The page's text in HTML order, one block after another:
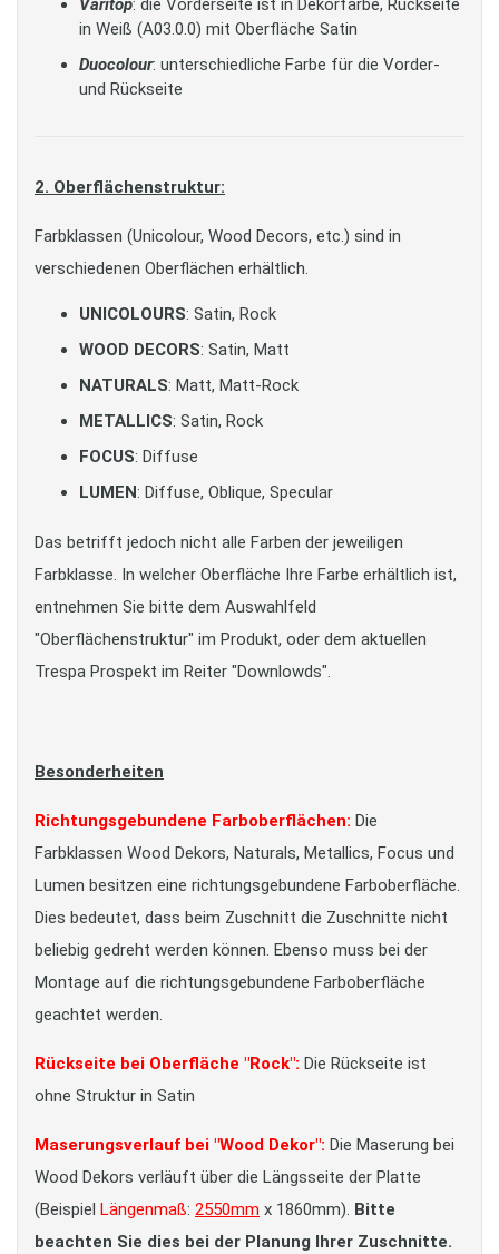
Varitop: die Vorderseite ist in Dekorfarbe, Rückseite
in Weiß (A03.0.0) mit Oberfläche Satin
Duocolour: unterschiedliche Farbe für die Vorder-
und Rückseite
2. Oberflächenstruktur:
Farbklassen (Unicolour, Wood Decors, etc.) sind in
verschiedenen Oberflächen erhältlich.
UNICOLOURS: Satin, Rock
WOOD DECORS: Satin, Matt
NATURALS: Matt, Matt-Rock
METALLICS: Satin, Rock
FOCUS: Diffuse
LUMEN: Diffuse, Oblique, Specular
Das betrifft jedoch nicht alle Farben der jeweiligen
Farbklasse. In welcher Oberfläche Ihre Farbe erhältlich ist,
entnehmen Sie bitte dem Auswahlfeld
"Oberflächenstruktur" im Produkt, oder dem aktuellen
Trespa Prospekt im Reiter "Downlowds".
Besonderheiten
Richtungsgebundene Farboberflächen: Die
Farbklassen Wood Dekors, Naturals, Metallics, Focus und
Lumen besitzen eine richtungsgebundene Farboberfläche.
Dies bedeutet, dass beim Zuschnitt die Zuschnitte nicht
beliebig gedreht werden können. Ebenso muss bei der
Montage auf die richtungsgebundene Farboberfläche
geachtet werden.
Rückseite bei Oberfläche "Rock": Die Rückseite ist
ohne Struktur in Satin
Maserungsverlauf bei "Wood Dekor": Die Maserung bei
Wood Dekors verläuft über die Längsseite der Platte
(Beispiel Längenmaß: 2550mm x 1860mm). Bitte
beachten Sie dies bei der Planung Ihrer Zuschnitte.